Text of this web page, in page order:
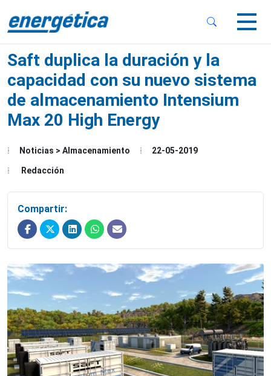
Menu
Menu
Saft duplica la duración y la
capacidad con su nuevo sistema
de almacenamiento Intensium
Max 20 High Energy
Noticias > Almacenamiento 22-05-2019
Redacción
Compartir: